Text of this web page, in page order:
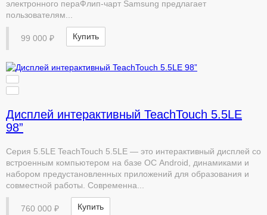
электронного пераФлип-чарт Samsung предлагает
пользователям...
99 000 ₽ Купить
Дисплей интерактивный TeachTouch 5.5LE
98”
Серия 5.5LE TeachTouch 5.5LE — это интерактивный дисплей со
встроенным компьютером на базе ОС Android, динамиками и
набором предустановленных приложений для образования и
совместной работы. Современна...
760 000 ₽ Купить